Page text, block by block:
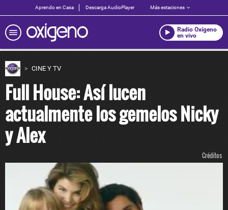
Aprendo en Casa Descarga AudioPlayer Más estaciones
Radio Oxígeno
en vivo
CINE Y TV
Full House: Así lucen
actualmente los gemelos Nicky
y Alex
Créditos